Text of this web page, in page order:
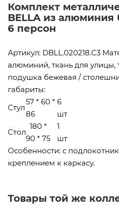
Комплект
BELLA из алюминия
6 персон
Артикул: DBLL.020218.С3
алюминий, ткань для улицы,
подушка бежевая /
габариты:
Стул
57 * 60 *
86
6
шт
Стол
180 *
90 * 75
1
шт
Особенности: с
креплением к каркасу.
Товары той же